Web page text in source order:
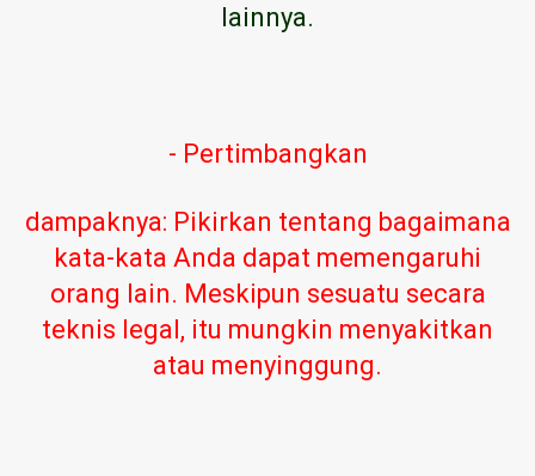
lainnya.
- Pertimbangkan
dampaknya: Pikirkan tentang bagaimana
kata-kata Anda dapat memengaruhi
orang lain. Meskipun sesuatu secara
teknis legal, itu mungkin menyakitkan
atau menyinggung.